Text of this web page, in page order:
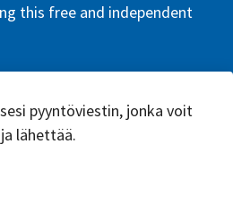
this free and independent
pyyntöviestin, jonka voit
lähettää.